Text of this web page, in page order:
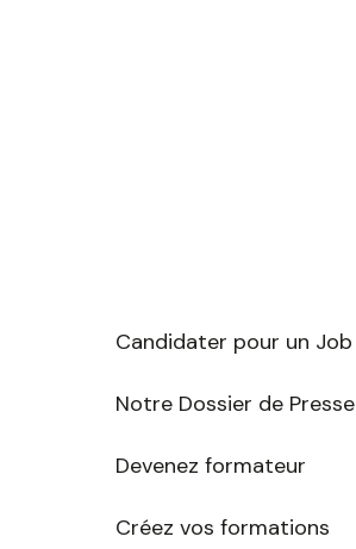
Candidater pour un Job
Notre Dossier de Presse
Devenez formateur
Créez vos formations